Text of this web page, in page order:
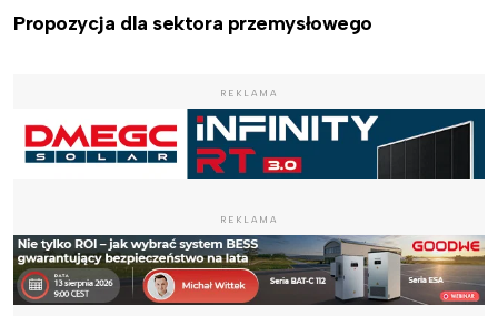
Propozycja dla sektora przemysłowego
REKLAMA
REKLAMA